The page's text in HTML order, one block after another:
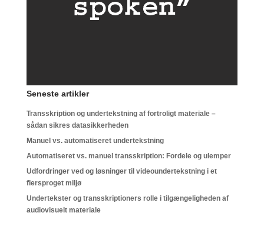
Seneste artikler
Transskription og undertekstning af fortroligt materiale –
sådan sikres datasikkerheden
Manuel vs. automatiseret undertekstning
Automatiseret vs. manuel transskription: Fordele og ulemper
Udfordringer ved og løsninger til videoundertekstning i et
flersproget miljø
Undertekster og transskriptioners rolle i tilgængeligheden af
audiovisuelt materiale